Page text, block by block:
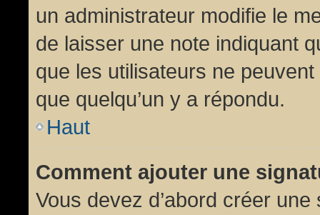
un administrateur modifie le
de laisser une note indiquant
que les utilisateurs ne
que quelqu’un y a répondu.
Haut
Comment ajouter une
Vous devez d’abord créer